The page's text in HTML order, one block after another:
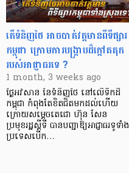
តើទំនិញថៃ អាចបាត់វត្តមានពីទីផ្សារ
កម្ពុជា ក្រោមការបង្ក្រាបដ៏ក្តៅគគុក
របស់អាជ្ញាធរទេ ?
1 month, 3 weeks ago
ថ្ងៃអវសាន នៃទំនិញថៃ នៅលើទឹកដី
កម្ពុជា កំពុងតែខិតជិតមកដល់ហើយ
ក្រោយសម្តេចតេជោ ហ៊ុន សែន
ប្រមុខរដ្ឋស្តីទី បានបញ្ជាឱ្យអាជ្ញាធរទូទាំង
ប្រទេសបើក…